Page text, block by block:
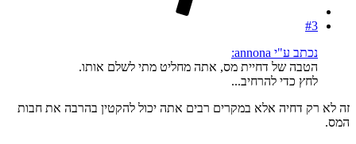
#3
נכתב ע"י annona:
הטבה של דחיית מס, אתה מחליט מתי לשלם אותו.
לחץ כדי להרחיב...
זה לא רק דחיה אלא במקרים רבים אתה יכול להקטין בהרבה את חבות
המס.